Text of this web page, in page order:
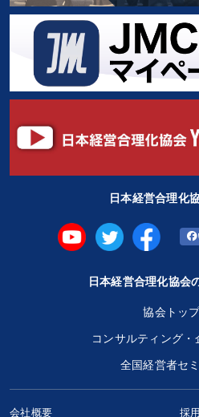
後継者 多角化・新規事業
※「更新」を押すと「タグ・キーワード」を更新い
日本経営合理化
日本経営合理化協会
協会トッ
コンサルティング・
全国経営者セ
会社概要 採